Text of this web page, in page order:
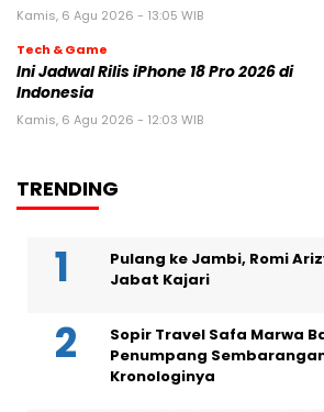
Kamis, 6 Agu 2026 - 13:05 WIB
Tech & Game
Ini Jadwal Rilis iPhone 18 Pro 2026 di
Indonesia
Kamis, 6 Agu 2026 - 12:03 WIB
TRENDING
Pulang ke Jambi, Romi
Jabat Kajari
Sopir Travel Safa Marwa
Penumpang
Kronologinya